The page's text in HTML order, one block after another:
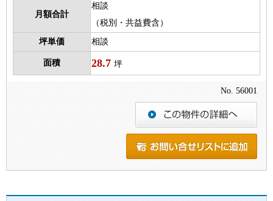
月額合計
相談
（税別・共益費含）
坪単価 相談
面積 28.7 坪
No. 56001